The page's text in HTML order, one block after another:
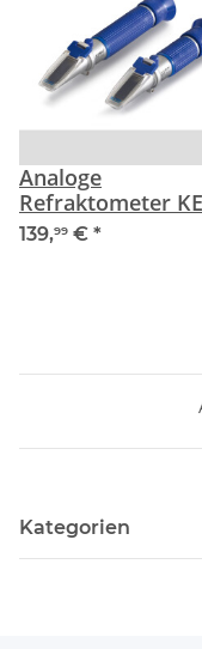
Analoge
Refraktometer
ORA 6HA
139,99 € *
Kategorien